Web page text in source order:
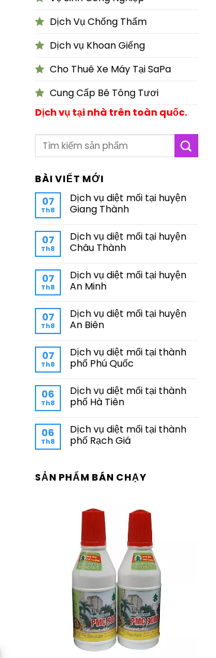
Dịch Vụ Chống Thấm
Dịch vụ Khoan Giếng
Cho Thuê Xe Máy Tại SaPa
Cung Cấp Bê Tông Tươi
Dịch vụ tại nhà trên toàn quốc.
BÀI VIẾT MỚI
07
Th8
Dịch vụ diệt mối tại huyện
Giang Thành
07
Th8
Dịch vụ diệt mối tại huyện
Châu Thành
07
Th8
Dịch vụ diệt mối tại huyện
An Minh
07
Th8
Dịch vụ diệt mối tại huyện
An Biên
07
Th8
Dịch vụ diệt mối tại thành
phố Phú Quốc
06
Th8
Dịch vụ diệt mối tại thành
phố Hà Tiên
06
Th8
Dịch vụ diệt mối tại thành
phố Rạch Giá
SẢN PHẨM BÁN CHẠY